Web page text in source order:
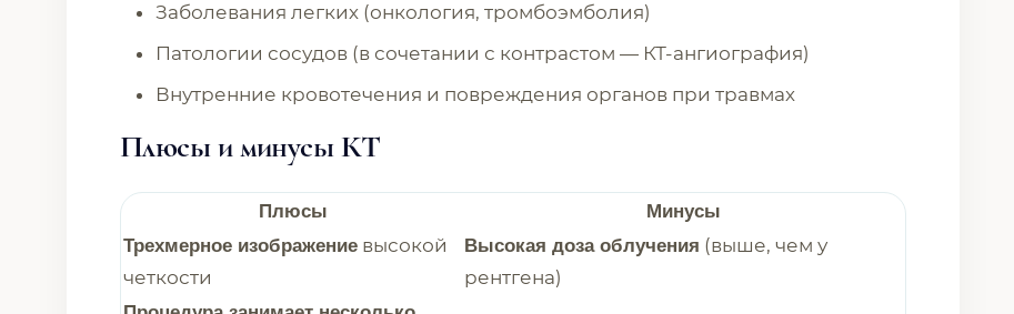
Заболевания легких (онкология, тромбоэмболия)
Патологии сосудов (в сочетании с контрастом — КТ-ангиография)
Внутренние кровотечения и повреждения органов при травмах
Плюсы и минусы КТ
Плюсы
Минусы
Трехмерное изображение высокой
четкости
Высокая доза облучения (выше, чем у
рентгена)